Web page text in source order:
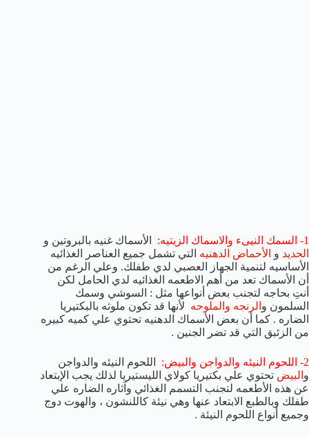
1- السمك النيىء والاسماك الزيتيه:
الأسماك غنيه بالبروتين و
الحديد و الأحماض الدهنيه التي تشمل جميع العناصر الغذائيه
الأساسيه لتنمية الجهاز العصبي لدي طفلك. وعلي الرغم من
أن الأسماك تعد من أهم الاطعمه الغذائيه لدي الحامل لكن
أنتِ بحاجه لتجنب بعض أنواعها مثل : السوشي وسمك
السلمون و الرنجه والملوحه لأنها قد تكون ملوثه بالبكتيريا
الضاره . كما أن بعض الأسماك الدهنيه تحتوي علي كميه كبيره
من الزئبق التي قد تضر الجنين .
2- اللحوم النيئه والدواجن والبيض:
اللحوم النيئه والدواجن
و البيض تحتوي علي بكتيريا كولاي الليستيريا لذلك يجب الإبتعاد
عن هذه الأطعمه لتجنب التسمم الغذائي وآثاره الضاره علي
طفلك وبالطبع الابتعاد عنها وهي نيئة كاللنشون ، والهوت دوج
وجميع أنواع اللحوم النيئة .